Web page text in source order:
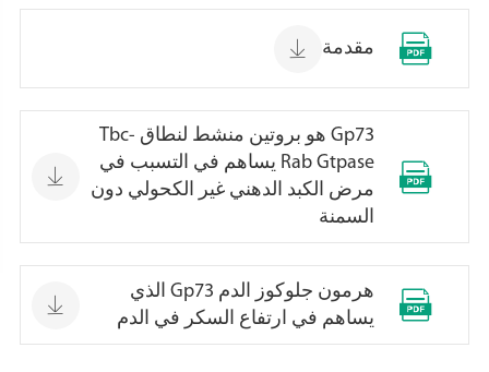
 مقدمة 

Gp73 هو بروتين منشط لنطاق Tbc-
Rab Gtpase يساهم في التسبب في
مرض الكبد الدهني غير الكحولي دون
السمنة


هرمون جلوكوز الدم Gp73 الذي
يساهم في ارتفاع السكر في الدم
